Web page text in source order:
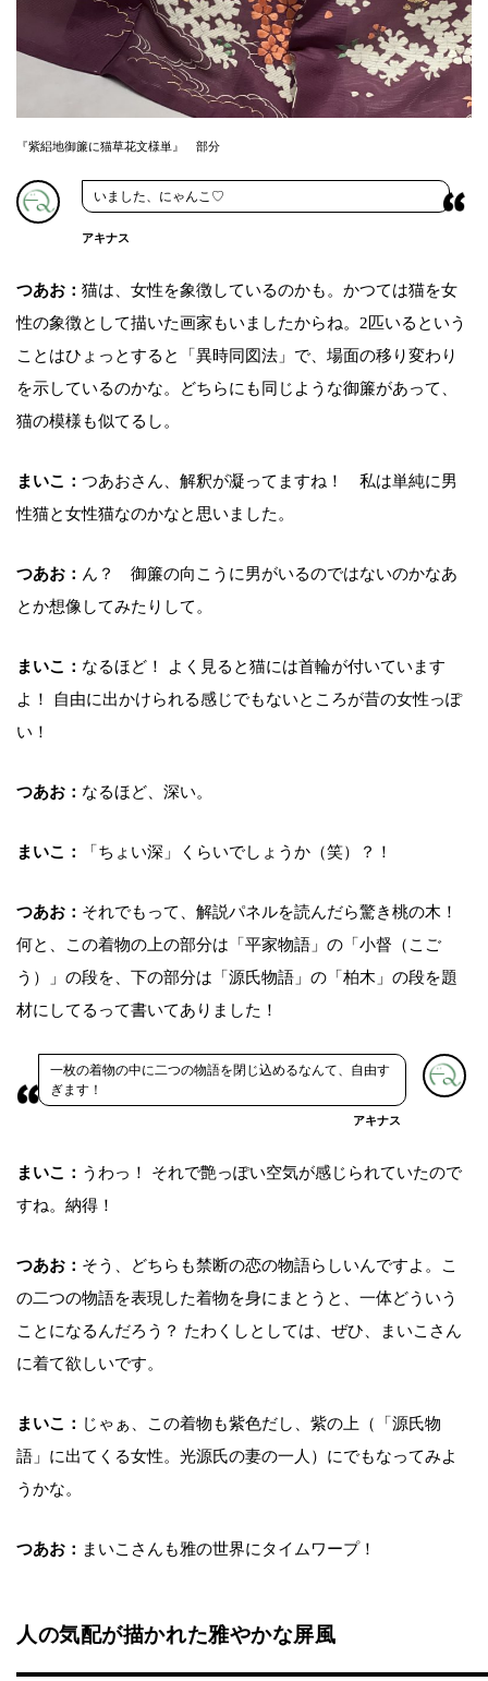
『紫絽地御簾に猫草花文様単』 部分
いました、にゃんこ♡
アキナス
つあお： 猫は、女性を象徴しているのかも。かつては猫を女
性の象徴として描いた画家もいましたからね。2匹いるという
ことはひょっとすると「異時同図法」で、場面の移り変わり
を示しているのかな。どちらにも同じような御簾があって、
猫の模様も似てるし。
まいこ： つあおさん、解釈が凝ってますね！ 私は単純に男
性猫と女性猫なのかなと思いました。
つあお： ん？ 御簾の向こうに男がいるのではないのかなあ
とか想像してみたりして。
まいこ： なるほど！ よく見ると猫には首輪が付いています
よ！ 自由に出かけられる感じでもないところが昔の女性っぽ
い！
つあお： なるほど、深い。
まいこ： 「ちょい深」くらいでしょうか（笑）？！
つあお： それでもって、解説パネルを読んだら驚き桃の木！
何と、この着物の上の部分は「平家物語」の「小督（こご
う）」の段を、下の部分は「源氏物語」の「柏木」の段を題
材にしてるって書いてありました！
一枚の着物の中に二つの物語を閉じ込めるなんて、自由す
ぎます！
アキナス
まいこ： うわっ！ それで艶っぽい空気が感じられていたので
すね。納得！
つあお： そう、どちらも禁断の恋の物語らしいんですよ。こ
の二つの物語を表現した着物を身にまとうと、一体どういう
ことになるんだろう？ たわくしとしては、ぜひ、まいこさん
に着て欲しいです。
まいこ： じゃぁ、この着物も紫色だし、紫の上（「源氏物
語」に出てくる女性。光源氏の妻の一人）にでもなってみよ
うかな。
つあお： まいこさんも雅の世界にタイムワープ！
人の気配が描かれた雅やかな屏風